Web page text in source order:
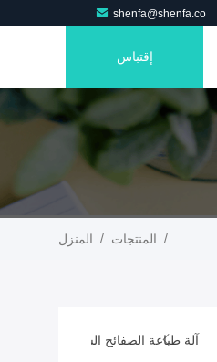
shenfa@shenfa.co
إقتباس
المنزل / المنتجات /
آلة طباعة الصفائح الساخنة شبه